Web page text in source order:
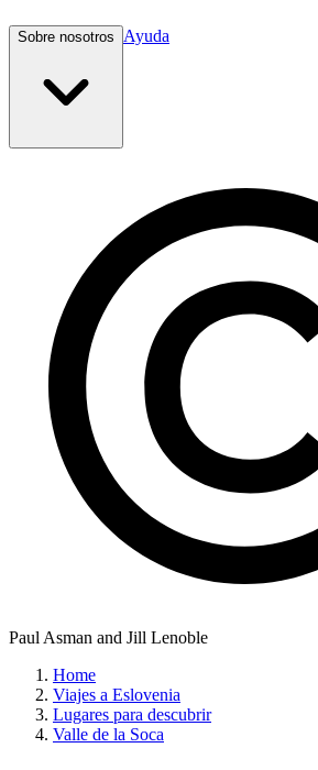
Sobre nosotros Ayuda
Paul Asman and Jill Lenoble
Home
Viajes a Eslovenia
Lugares para descubrir
Valle de la Soca